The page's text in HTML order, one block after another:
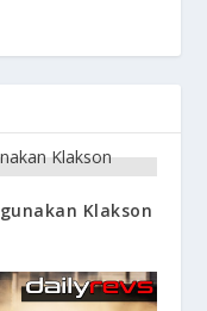
Klakson